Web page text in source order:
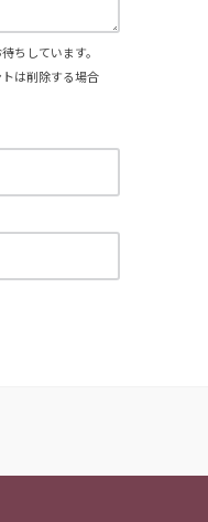
ちしています。
は削除する場合